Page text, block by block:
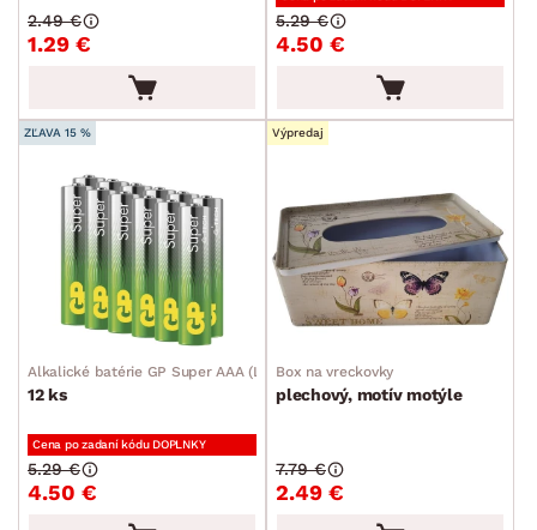
Kuchynské príslušenstvo
Kancelárske príslušenstvo
Maliarske potreby
Ostatné bytové doplnky
Detské doplnky a príslušenstvo
Doplnky pre domácich miláčikov
Vianoce
Veľká noc
Sedacie súpravy a pohovky
Zostavy a steny
Drobný nábytok
FARBA
1.29 €
2.49 €
4.50 €
5.29 €
ZĽAVA 15 %
Alkalické batérie GP Super AAA (LR03)
12 ks
Cena po zadaní kódu DOPLNKY
4.50 €
5.29 €
Výpredaj
Box na vreckovky
plechový, motív motýle
2.49 €
7.79 €